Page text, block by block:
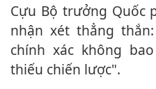
Cựu Bộ trưởng Quốc phòng Mỹ James Mattis
nhận xét thẳng
chính xác không
thiếu chiến lược".